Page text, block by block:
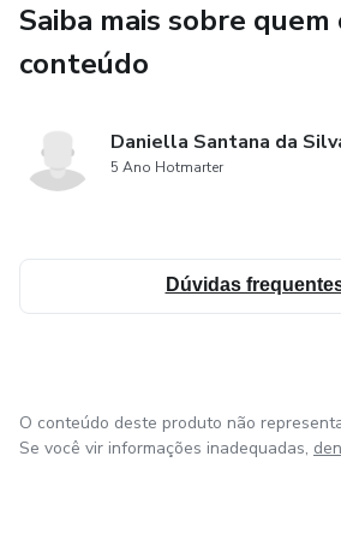
✅ Posicionamento e imagem
✅ Construção de marca pessoal e
✅ Marketing imobiliário e presença
✅ Técnicas de negociação e
✅ Pós-venda e fidelização inteligente
✅ Gestão do tempo e produtividade
✅ Crescimento contínuo e
Saiba mais sobre quem
conteúdo
Daniella Santana da
5 Ano Hotmarter
Dúvidas
O conteúdo deste produto não
Se você vir informações inadequadas,